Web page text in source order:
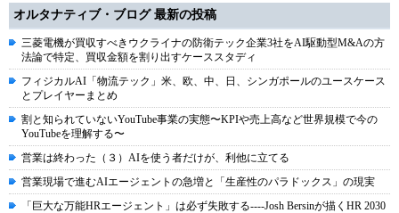
オルタナティブ・ブログ 最新の投稿
三菱電機が買収すべきウクライナの防衛テック企業3社をAI駆動型M&Aの方
法論で特定、買収金額を割り出すケーススタディ
フィジカルAI「物流テック」米、欧、中、日、シンガポールのユースケース
とプレイヤーまとめ
割と知られていないYouTube事業の実態〜KPIや売上高など世界規模で今の
YouTubeを理解する〜
営業は終わった（３）AIを使う者だけが、利他に立てる
営業現場で進むAIエージェントの急増と「生産性のパラドックス」の現実
「巨大な万能HRエージェント」は必ず失敗する----Josh Bersinが描くHR 2030